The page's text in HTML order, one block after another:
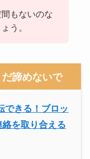
もないのな
う。
諦めないで
できる！ブロッ
を取り合える